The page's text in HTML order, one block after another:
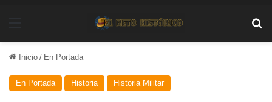
Inicio / En Portada
En Portada Historia Historia Militar